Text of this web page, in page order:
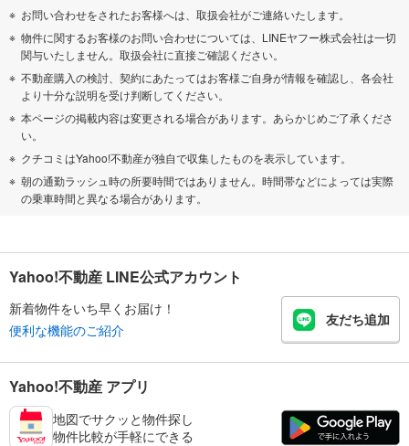
お問い合わせをされたお客様へは、取扱会社がご連絡いたします。
物件に関するお客様のお問い合わせについては、LINEヤフー株式会社は一切
関与いたしません。取扱会社に直接ご確認ください。
不動産購入の検討、契約にあたってはお客様ご自身が情報を確認し、各会社
より十分な説明を受け判断してください。
本ページの掲載内容は変更される場合があります。あらかじめご了承くださ
い。
クチコミはYahoo!不動産が独自で収集したものを表示しています。
朝の通勤ラッシュ時の所要時間ではありません。時間帯などによっては実際
の乗車時間と異なる場合があります。
Yahoo!不動産 LINE公式アカウント
新着物件をいち早くお届け！
便利な機能のご紹介
友だち追加
Yahoo!不動産 アプリ
地図でサクッと物件探し
物件比較が手軽にできる